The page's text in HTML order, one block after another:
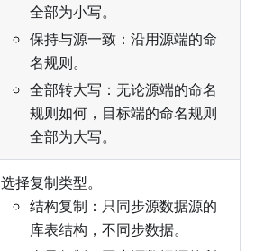
全部为小写。
保持与源一致：沿用源端的命
名规则。
全部转大写：无论源端的命名
规则如何，目标端的命名规则
全部为大写。
选择复制类型。
结构复制：只同步源数据源的
库表结构，不同步数据。